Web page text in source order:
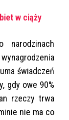
w ciąży
narodzinach
świadczeń
gdy owe 90%
rzeczy trwa
nie ma co